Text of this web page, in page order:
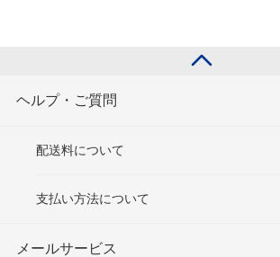
ヘルプ・ご質問
配送料について
支払い方法について
メールサービス